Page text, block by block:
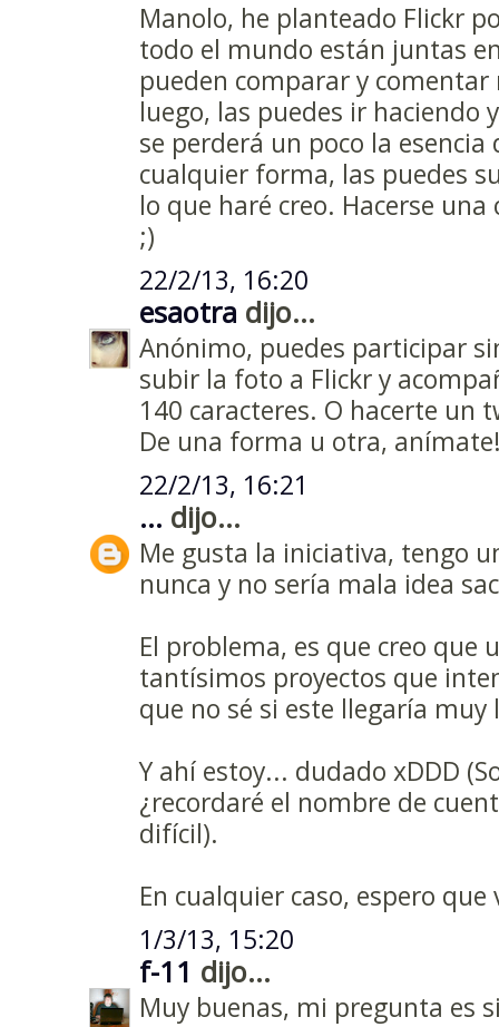
Manolo, he planteado Flickr
todo el mundo están juntas
pueden comparar y
luego, las puedes ir haciendo
se perderá un poco la
cualquier forma, las puedes
lo que haré creo. Hacerse
;)
22/2/13, 16:20
esaotra dijo...
Anónimo, puedes participar
subir la foto a Flickr y
140 caracteres. O hacerte un
De una forma u otra,
22/2/13, 16:21
... dijo...
Me gusta la iniciativa, tengo
nunca y no sería mala idea
El problema, es que creo que
tantísimos proyectos que
que no sé si este llegaría muy
Y ahí estoy... dudado xDDD
¿recordaré el nombre de
difícil).
En cualquier caso, espero
1/3/13, 15:20
f-11 dijo...
Muy buenas, mi pregunta es